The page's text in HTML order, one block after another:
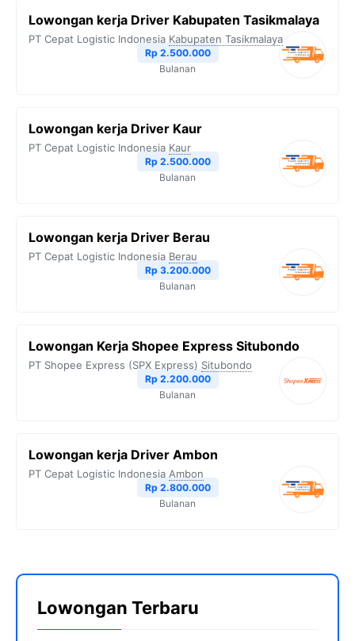
Lowongan kerja Driver Kabupaten Tasikmalaya
PT Cepat Logistic Indonesia Kabupaten Tasikmalaya
Rp 2.500.000
Bulanan
Lowongan kerja Driver Kaur
PT Cepat Logistic Indonesia Kaur
Rp 2.500.000
Bulanan
Lowongan kerja Driver Berau
PT Cepat Logistic Indonesia Berau
Rp 3.200.000
Bulanan
Lowongan Kerja Shopee Express Situbondo
PT Shopee Express (SPX Express) Situbondo
Rp 2.200.000
Bulanan
Lowongan kerja Driver Ambon
PT Cepat Logistic Indonesia Ambon
Rp 2.800.000
Bulanan
Lowongan Terbaru